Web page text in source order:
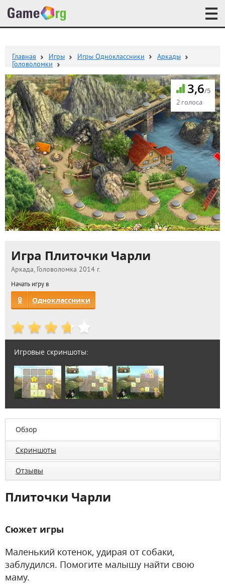
Главная Игры Игры Одноклассники
Аркады
Головоломки
3,6/5
2 голоса
Игра Плиточки Чарли
Аркада, Головоломка 2014 г.
Начать игру в
Одноклассники
Игровые скриншоты:
Обзор
Скриншоты
Отзывы
Плиточки Чарли
Сюжет игры
Маленький котенок, удирая от собаки,
заблудился. Помогите малышу найти свою
маму.